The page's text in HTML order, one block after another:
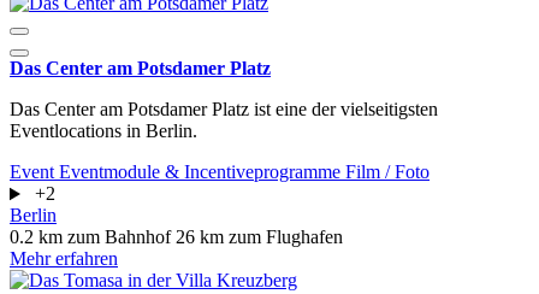
Das Center am Potsdamer Platz
Das Center am Potsdamer Platz ist eine der vielseitigsten
Eventlocations in Berlin.
Event Eventmodule & Incentiveprogramme Film / Foto
+2
Berlin
0.2 km zum Bahnhof 26 km zum Flughafen
Mehr erfahren